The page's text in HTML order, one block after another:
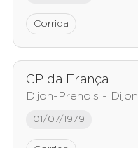
Corrida
GP da França
Dijon-Prenois - Dijon
01/07/1979